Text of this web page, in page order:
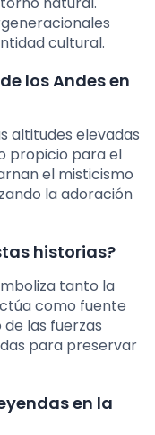
cultural.
los Andes en
altitudes elevadas
propicio para el
el misticismo
la adoración
historias?
tanto la
como fuente
las fuerzas
para preservar
en la